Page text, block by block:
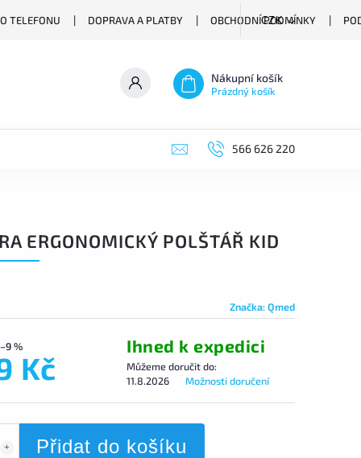
TELEFONU DOPRAVA A PLATBY OBCHODNÍ PODMÍNKY
CZK
Nákupní košík
Prázdný košík
566 626 220
ERGONOMICKÝ POLŠTÁŘ KID
Značka:Qmed
–9 %
Kč
Ihned k expedici
Můžeme doručit do:
11.8.2026
Možnosti doručení
Přidat do košíku